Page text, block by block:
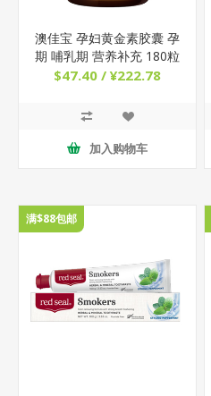
澳佳宝 孕妇黄金素胶囊 孕
期 哺乳期 营养补充 180粒
$47.40 / ¥222.78
加入购物车
满$88包邮